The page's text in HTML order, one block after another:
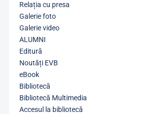
Relația cu presa
Galerie foto
Galerie video
ALUMNI
Editură
Noutăți EVB
eBook
Bibliotecă
Bibliotecă Multimedia
Accesul la bibliotecă